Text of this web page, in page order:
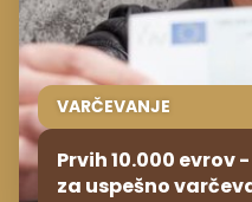
VARČEVANJE
Prvih 10.000 evrov
za uspešno